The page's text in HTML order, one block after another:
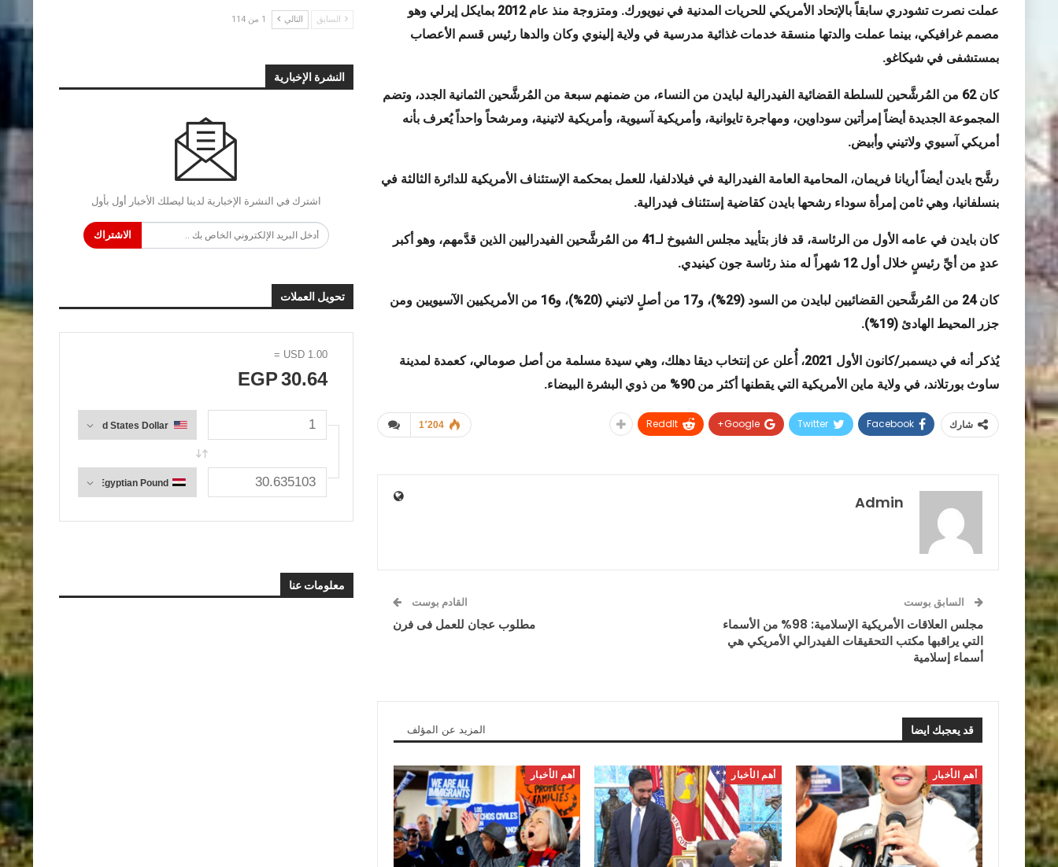
عملت نصرت تشودري سابقاً بالإتحاد الأمريكي للحريات المدنية في نيويورك. ومتزوجة منذ عام 2012 بمايكل إيرلي وهو
مصمم غرافيكي، بينما عملت والدتها منسقة خدمات غذائية مدرسية في ولاية إلينوي وكان والدها رئيس قسم الأعصاب
بمستشفى في شيكاغو.
كان 62 من المُرشَّحين للسلطة القضائية الفيدرالية لبايدن من النساء، من ضمنهم سبعة من المُرشَّحين الثمانية الجدد، وتضم
المجموعة الجديدة أيضاً إمرأتين سوداوين، ومهاجرة تايوانية، وأمريكية آسيوية، وأمريكية لاتينية، ومرشحاً واحداً يُعرف بأنه
أمريكي آسيوي ولاتيني وأبيض.
رشَّح بايدن أيضاً أريانا فريمان، المحامية العامة الفيدرالية في فيلادلفيا، للعمل بمحكمة الإستئناف الأمريكية للدائرة الثالثة في
بنسلفانيا، وهي ثامن إمرأة سوداء رشحها بايدن كقاضية إستئناف فيدرالية.
كان بايدن في عامه الأول من الرئاسة، قد فاز بتأييد مجلس الشيوخ لـ41 من المُرشَّحين الفيدراليين الذين قدَّمهم، وهو أكبر
عددٍ من أيِّ رئيسٍ خلال أول 12 شهراً له منذ رئاسة جون كينيدي
.
كان 24 من المُرشَّحين القضائيين لبايدن من السود (29%)، و17 من أصلٍ لاتيني (20%)، و16 من الأمريكيين الآسيويين ومن
جزر المحيط الهادئ (19%)
.
يُذكر أنه في ديسمبر/كانون الأول 2021، أُعلن عن إنتخاب ديقا دهلك، وهي سيدة مسلمة من أصل صومالي، كعمدة لمدينة
ساوث بورتلاند، في ولاية ماين الأمريكية التي يقطنها أكثر من 90% من ذوي البشرة البيضاء
.
1٬204 شارك Facebook
Twitter
Google+
ReddIt
Admin
السابق بوست
مجلس العلاقات الأمريكية الإسلامية: 98% من الأسماء
التي يراقبها مكتب التحقيقات الفيدرالي الأمريكي هي
أسماء إسلامية
القادم بوست
مطلوب عجان للعمل فى فرن
قد يعجبك ايضا المزيد عن المؤلف
أهم الأخبار أهم الأخبار أهم الأخبار
السابق التالي 1 من 114
النشرة الإخبارية
اشترك في النشرة الإخبارية لدينا ليصلك الأخبار أول بأول
الاشتراك
تحويل العملات
1.00
USD
=
30.64
EGP
معلومات عنا